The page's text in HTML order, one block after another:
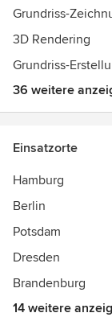
Grundriss-
3D Rendering
Grundriss-
36 weitere
Einsatzorte
Hamburg
Berlin
Potsdam
Dresden
Brandenburg
14 weitere